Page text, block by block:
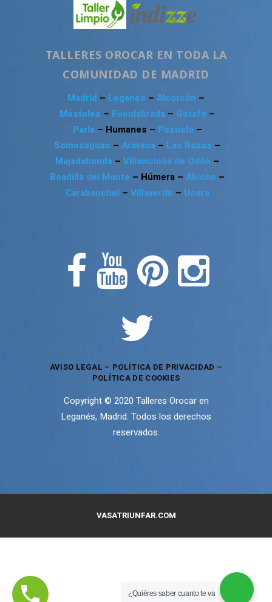
TALLERES OROCAR EN TODA LA
COMUNIDAD DE MADRID
Madrid – Leganés – Alcorcón –
Móstoles – Fuenlabrada – Getafe –
Parla – Humanes – Pozuelo –
Somosaguas – Aravaca – Las Rozas –
Majadahonda – Villaviciosa de Odón –
Boadilla del Monte – Húmera – Aluche –
Carabanchel – Villaverde – Usera
AVISO LEGAL – POLÍTICA DE PRIVACIDAD –
POLÍTICA DE COOKIES
Copyright © 2020 Talleres Orocar en
Leganés, Madrid. Todos los derechos
reservados.
VASATRIUNFAR.COM
¿Quiéres saber cuanto te va